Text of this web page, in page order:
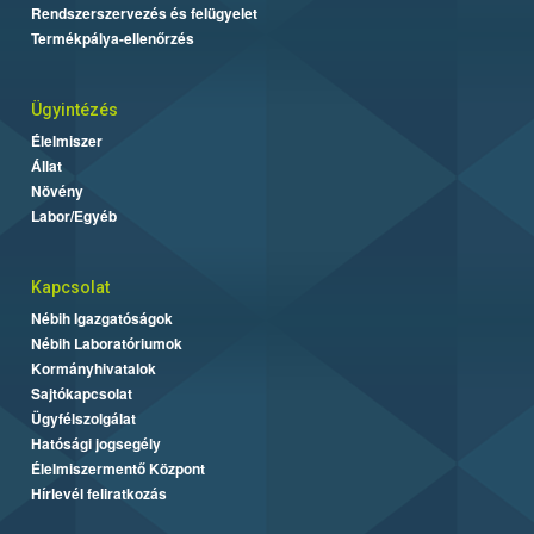
Rendszerszervezés és felügyelet
Termékpálya-ellenőrzés
Ügyintézés
Élelmiszer
Állat
Növény
Labor/Egyéb
Kapcsolat
Nébih Igazgatóságok
Nébih Laboratóriumok
Kormányhivatalok
Sajtókapcsolat
Ügyfélszolgálat
Hatósági jogsegély
Élelmiszermentő Központ
Hírlevél feliratkozás